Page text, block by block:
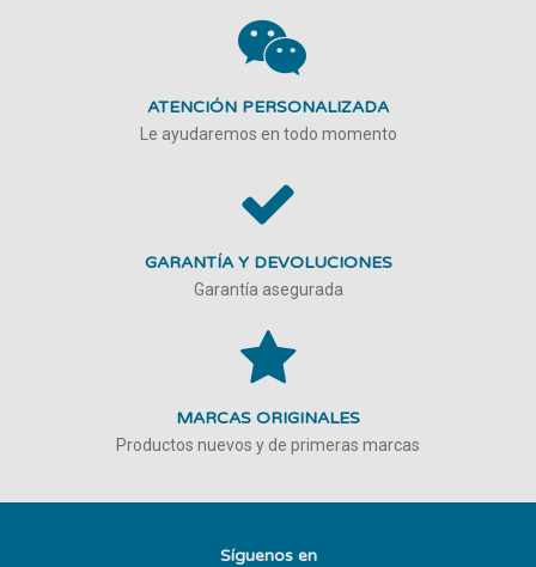
ATENCIÓN PERSONALIZADA
Le ayudaremos en todo momento
GARANTÍA Y DEVOLUCIONES
Garantía asegurada
MARCAS ORIGINALES
Productos nuevos y de primeras marcas
Síguenos en